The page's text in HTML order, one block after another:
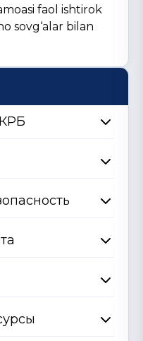
faol ishtirok
sovg‘alar bilan